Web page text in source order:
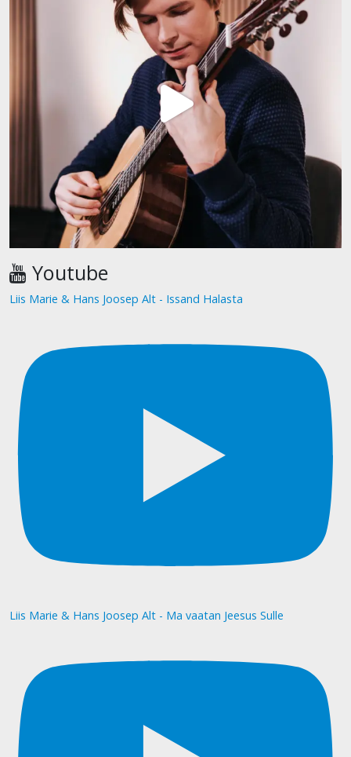
Youtube
Liis Marie & Hans Joosep Alt - Issand Halasta
Liis Marie & Hans Joosep Alt - Ma vaatan Jeesus Sulle